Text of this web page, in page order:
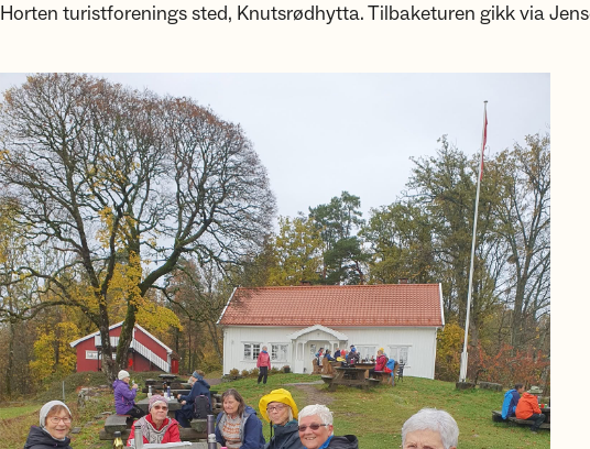
Horten turistforenings sted, Knutsrødhytta. Tilbaketuren gikk via